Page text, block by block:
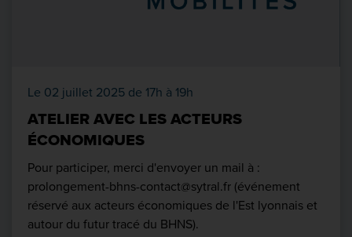
Le 02 juillet 2025 de 17h à 19h
ATELIER AVEC LES ACTEURS
ÉCONOMIQUES
​​​​​​​Pour participer, merci d'envoyer un mail à :
prolongement-bhns-contact@sytral.fr (événement
réservé aux acteurs économiques de l'Est lyonnais et
autour du futur tracé du BHNS).